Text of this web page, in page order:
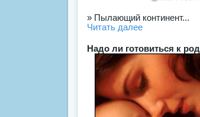
» Пылающий континент...
Читать далее
Надо ли готовиться к